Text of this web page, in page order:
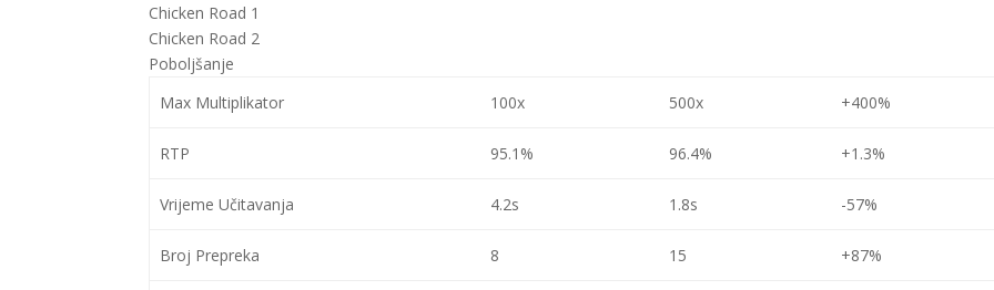
Chicken Road 1
Chicken Road 2
Poboljšanje
Max Multiplikator
100x 500x +400%
RTP 95.1% 96.4% +1.3%
Vrijeme Učitavanja 4.2s 1.8s -57%
Broj Prepreka 8 15 +87%